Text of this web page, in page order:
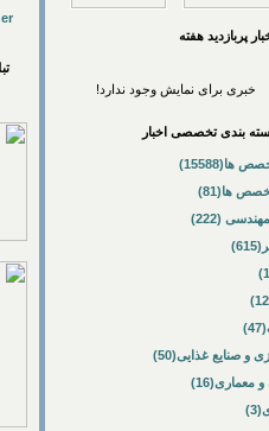
پربازديد هفته
خبری برای نمایش وجود ندارد!
بندی تخصصی اخبار
ها(15588)
ها(81)
(222)
و صنایع غذایی(50)
معماری(16)